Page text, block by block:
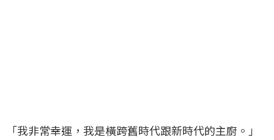
「我非常幸運，我是橫跨舊時代跟新時代的主廚。」